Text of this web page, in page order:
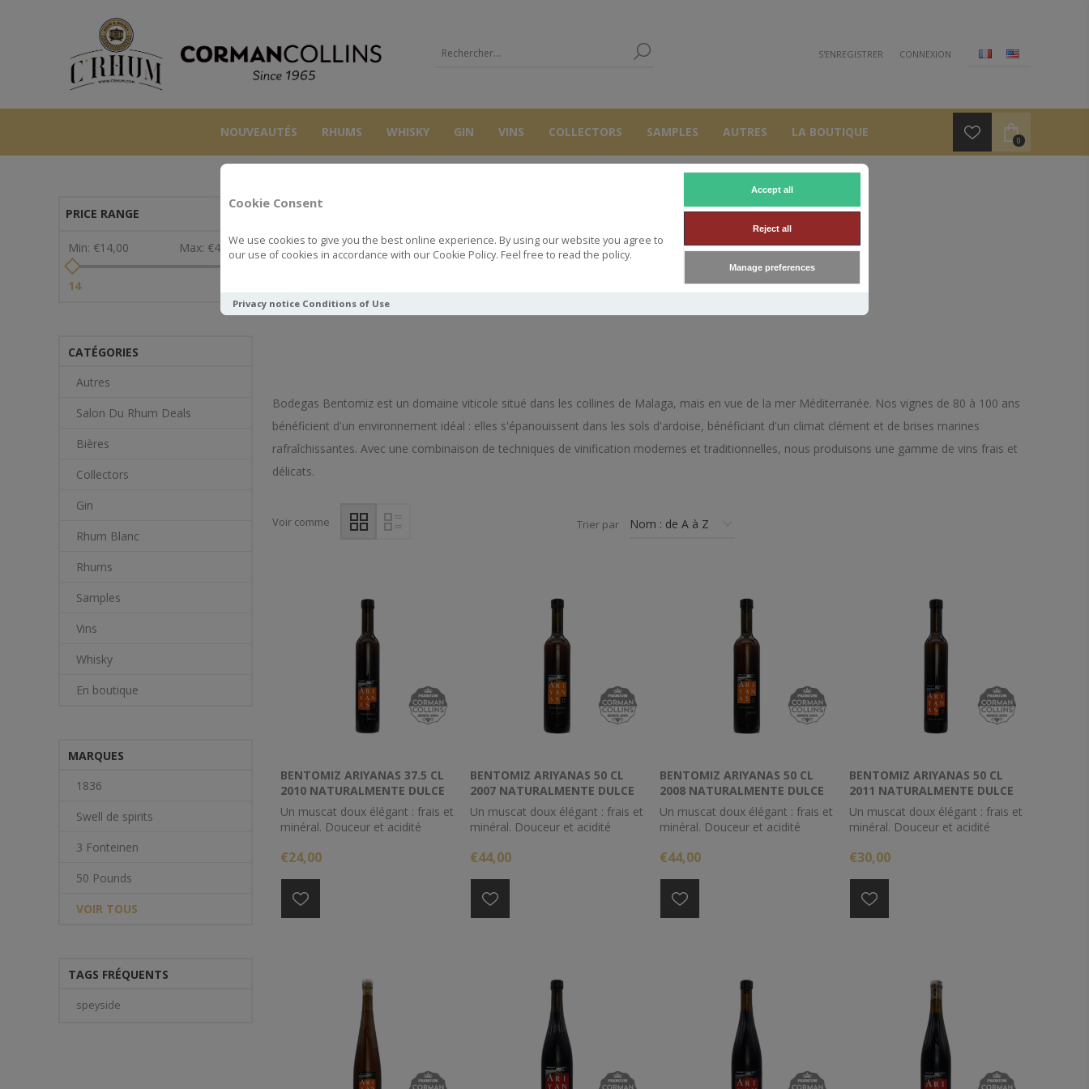
Cookie Consent
We use cookies to give you the best online experience. By using our website you agree to
our use of cookies in accordance with our Cookie Policy. Feel free to read the policy.
Accept all
Reject all
Manage preferences
Privacy notice Conditions of Use
S'ENREGISTRER CONNEXION
NOUVEAUTÉS RHUMS WHISKY GIN VINS COLLECTORS SAMPLES AUTRES LA BOUTIQUE
0
BODEGAS BENTOMIZ
Bodegas Bentomiz est un domaine viticole situé dans les collines de Malaga, mais en vue de la mer Méditerranée. Nos vignes de 80 à 100 ans
bénéficient d'un environnement idéal : elles s'épanouissent dans les sols d'ardoise, bénéficiant d'un climat clément et de brises marines
rafraîchissantes. Avec une combinaison de techniques de vinification modernes et traditionnelles, nous produisons une gamme de vins frais et
délicats.
Voir comme Trier par
BENTOMIZ ARIYANAS 37.5 CL
2010 NATURALMENTE DULCE
Un muscat doux élégant : frais et
minéral. Douceur et acidité
à l'apéritif ou pour accompagner
mandarine ou d'orange,
d'abricot, de pêche, de fruit de la
passion ou d'ananas.
€24,00
BENTOMIZ ARIYANAS 50 CL
2007 NATURALMENTE DULCE
Un muscat doux élégant : frais et
minéral. Douceur et acidité
à l'apéritif ou pour accompagner
mandarine ou d'orange,
d'abricot, de pêche, de fruit de la
passion ou d'ananas.
€44,00
BENTOMIZ ARIYANAS 50 CL
2008 NATURALMENTE DULCE
Un muscat doux élégant : frais et
minéral. Douceur et acidité
à l'apéritif ou pour accompagner
mandarine ou d'orange,
d'abricot, de pêche, de fruit de la
passion ou d'ananas.
€44,00
BENTOMIZ ARIYANAS 50 CL
2011 NATURALMENTE DULCE
Un muscat doux élégant : frais et
minéral. Douceur et acidité
à l'apéritif ou pour accompagner
mandarine ou d'orange,
d'abricot, de pêche, de fruit de la
passion ou d'ananas.
€30,00
PRICE RANGE
Min: €14,00 Max: €44,00
14
CATÉGORIES
Autres
Salon Du Rhum Deals
Bières
Collectors
Gin
Rhum Blanc
Rhums
Samples
Vins
Whisky
En boutique
MARQUES
1836
Swell de spirits
3 Fonteinen
50 Pounds
VOIR TOUS
TAGS FRÉQUENTS
speyside